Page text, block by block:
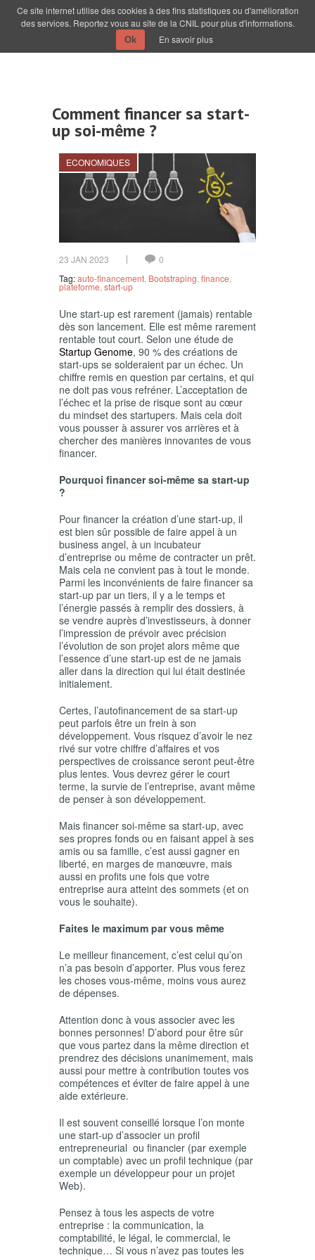
Comment financer sa start-
up soi-même ?
ECONOMIQUES
23 JAN 2023
0
Tag:auto-financement Bootstraping finance
plateforme start-up
Une start-up est rarement (jamais) rentable
dès son lancement. Elle est même rarement
rentable tout court. Selon une étude de
Startup Genome, 90 % des créations de
start-ups se solderaient par un échec. Un
chiffre remis en question par certains, et qui
ne doit pas vous refréner. L’acceptation de
l’échec et la prise de risque sont au cœur
du mindset des startupers. Mais cela doit
vous pousser à assurer vos arrières et à
chercher des manières innovantes de vous
financer.
Pourquoi financer soi-même sa start-up
?
Pour financer la création d’une start-up, il
est bien sûr possible de faire appel à un
business angel, à un incubateur
d’entreprise ou même de contracter un prêt.
Mais cela ne convient pas à tout le monde.
Parmi les inconvénients de faire financer sa
start-up par un tiers, il y a le temps et
l’énergie passés à remplir des dossiers, à
se vendre auprès d’investisseurs, à donner
l’impression de prévoir avec précision
l’évolution de son projet alors même que
l’essence d’une start-up est de ne jamais
aller dans la direction qui lui était destinée
initialement.
Certes, l’autofinancement de sa start-up
peut parfois être un frein à son
développement. Vous risquez d’avoir le nez
rivé sur votre chiffre d’affaires et vos
perspectives de croissance seront peut-être
plus lentes. Vous devrez gérer le court
terme, la survie de l’entreprise, avant même
de penser à son développement.
Mais financer soi-même sa start-up, avec
ses propres fonds ou en faisant appel à ses
amis ou sa famille, c’est aussi gagner en
liberté, en marges de manœuvre, mais
aussi en profits une fois que votre
entreprise aura atteint des sommets (et on
vous le souhaite).
Faites le maximum par vous même
Le meilleur financement, c’est celui qu’on
n’a pas besoin d’apporter. Plus vous ferez
les choses vous-même, moins vous aurez
de dépenses.
Attention donc à vous associer avec les
bonnes personnes! D’abord pour être sûr
que vous partez dans la même direction et
prendrez des décisions unanimement, mais
aussi pour mettre à contribution toutes vos
compétences et éviter de faire appel à une
aide extérieure.
Il est souvent conseillé lorsque l’on monte
une start-up d’associer un profil
entrepreneurial ou financier (par exemple
un comptable) avec un profil technique (par
exemple un développeur pour un projet
Web).
Pensez à tous les aspects de votre
entreprise : la communication, la
comptabilité, le légal, le commercial, le
technique… Si vous n’avez pas toutes les
Ce site internet utilise des cookies à des fins statistiques ou d'amélioration
des services. Reportez vous au site de la CNIL pour plus d'informations.
Ok En savoir plus